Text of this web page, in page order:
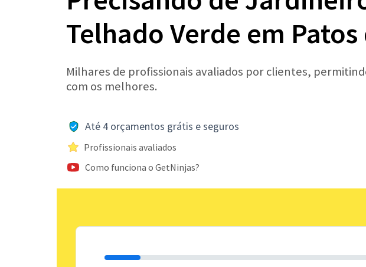
Telhado Verde em Patos
Milhares de profissionais avaliados por clientes,
com os melhores.
Até 4 orçamentos grátis e seguros
Profissionais avaliados
Como funciona o GetNinjas?